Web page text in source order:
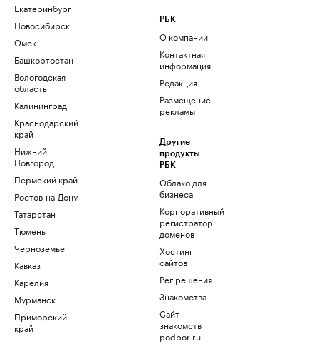
Екатеринбург
Новосибирск
Омск
Башкортостан
Вологодская
область
Калининград
Краснодарский
край
Нижний
Новгород
Пермский край
Ростов-на-Дону
Татарстан
Тюмень
Черноземье
Кавказ
Карелия
Мурманск
Приморский
край
РБК
О компании
Контактная
информация
Редакция
Размещение
рекламы
Другие
продукты
РБК
Облако для
бизнеса
Корпоративный
регистратор
доменов
Хостинг
сайтов
Рег.решения
Знакомства
Сайт
знакомств
podbor.ru